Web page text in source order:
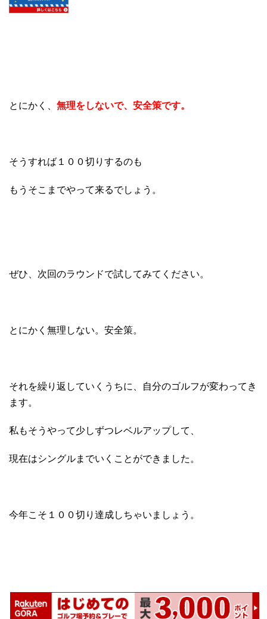
とにかく、 無理をしないで、安全策です。
そうすれば１００切りするのも
もうそこまでやって来るでしょう。
ぜひ、次回のラウンドで試してみてください。
とにかく無理しない。安全策。
それを繰り返していくうちに、自分のゴルフが変わってき
ます。
私もそうやって少しずつレベルアップして、
現在はシングルまでいくことができました。
今年こそ１００切り達成しちゃいましょう。